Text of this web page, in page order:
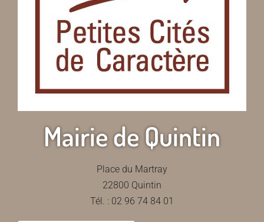
Mairie de Quintin
Place du Martray
22800 Quintin
Tél. : 02 96 74 84 01